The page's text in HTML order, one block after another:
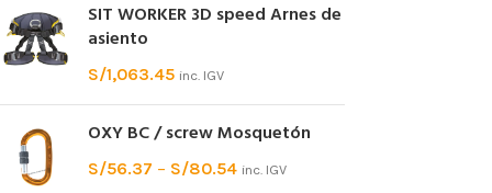
SIT WORKER 3D speed Arnes de
asiento
S/1,063.45 inc. IGV
OXY BC / screw Mosquetón
S/56.37 – S/80.54 inc. IGV